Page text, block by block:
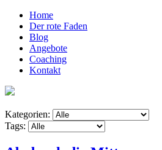
Home
Der rote Faden
Blog
Angebote
Coaching
Kontakt
Kategorien:
Tags: